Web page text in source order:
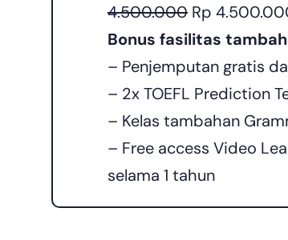
4.500.000Rp
Bonus fasilitas
– Penjemputan gratis
– 2x TOEFL Prediction
– Kelas tambahan
– Free access Video
selama 1 tahun